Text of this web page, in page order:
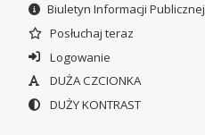
Biuletyn Informacji Publicznej
Posłuchaj teraz
Logowanie
DUŻA CZCIONKA
DUŻY KONTRAST